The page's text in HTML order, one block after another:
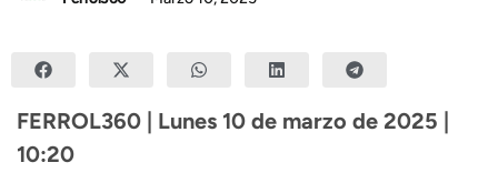
FERROL360 | Lunes 10 de marzo de 2025 |
10:20